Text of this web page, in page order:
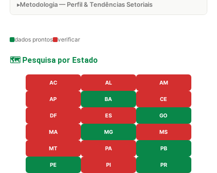
Metodologia — Perfil & Tendências Setoriais
dados prontos verificar
🗺️ Pesquisa por Estado
AC AL AM
AP BA CE
DF ES GO
MA MG MS
MT PA PB
PE PI PR